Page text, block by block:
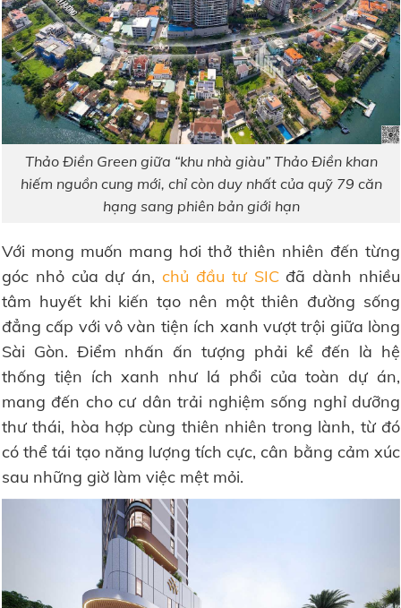
Thảo Điền Green giữa “khu nhà giàu” Thảo Điền khan
hiếm nguồn cung mới, chỉ còn duy nhất của quỹ 79 căn
hạng sang phiên bản giới hạn
Với mong muốn mang hơi thở thiên nhiên đến từng
góc nhỏ của dự án,chủ đầu tư SICđã dành nhiều
tâm huyết khi kiến tạo nên một thiên đường sống
đẳng cấp với vô vàn tiện ích xanh vượt trội giữa lòng
Sài Gòn. Điểm nhấn ấn tượng phải kể đến là hệ
thống tiện ích xanh như lá phổi của toàn dự án,
mang đến cho cư dân trải nghiệm sống nghỉ dưỡng
thư thái, hòa hợp cùng thiên nhiên trong lành, từ đó
có thể tái tạo năng lượng tích cực, cân bằng cảm xúc
sau những giờ làm việc mệt mỏi.